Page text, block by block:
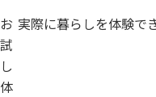
お
試
し
体
実際に暮らしを体験で